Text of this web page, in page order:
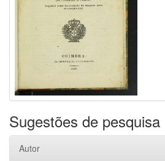
Sugestões de pesquisa
Autor